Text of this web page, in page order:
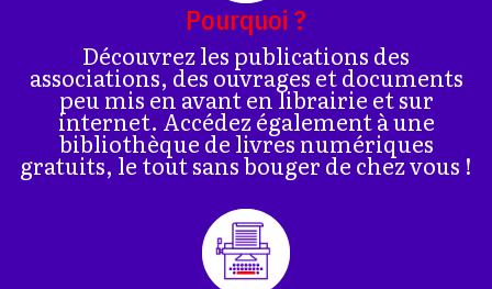
Pourquoi ?
Découvrez les publications des
associations, des ouvrages et documents
peu mis en avant en librairie et sur
internet. Accédez également à une
bibliothèque de livres numériques
gratuits, le tout sans bouger de chez vous !